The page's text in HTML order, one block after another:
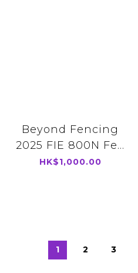
Beyond Fencing
2025 FIE 800N Fe...
HK$1,000.00
1 2 3